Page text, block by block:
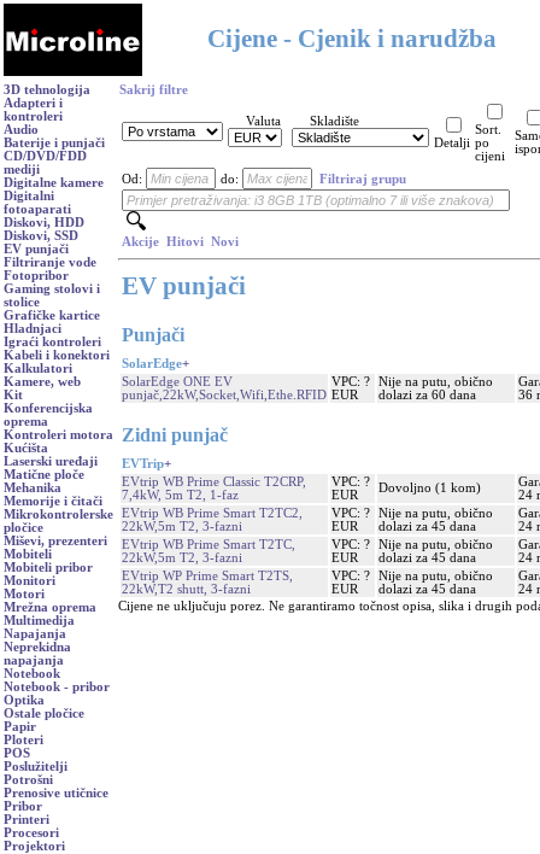
Cijene - Cjenik i narudžba
3D tehnologija
Adapteri i
kontroleri
Audio
Baterije i punjači
CD/DVD/FDD
mediji
Digitalne kamere
Digitalni
fotoaparati
Diskovi, HDD
Diskovi, SSD
EV punjači
Filtriranje vode
Fotopribor
Gaming stolovi i
stolice
Grafičke kartice
Hladnjaci
Igraći kontroleri
Kabeli i konektori
Kalkulatori
Kamere, web
Kit
Konferencijska
oprema
Kontroleri motora
Kućišta
Laserski uređaji
Matične ploče
Mehanika
Memorije i čitači
Mikrokontrolerske
pločice
Miševi, prezenteri
Mobiteli
Mobiteli pribor
Monitori
Motori
Mrežna oprema
Multimedija
Napajanja
Neprekidna
napajanja
Notebook
Notebook - pribor
Optika
Ostale pločice
Papir
Ploteri
POS
Poslužitelji
Potrošni
Prenosive utičnice
Pribor
Printeri
Procesori
Projektori
Sakrij filtre
Valuta
Skladište
Detalji
Sort.
po
cijeni
Od: do: Filtriraj grupu
Akcije Hitovi Novi
EV punjači
Punjači
SolarEdge+
SolarEdge ONE EV
punjač,22kW,Socket,Wifi,Ethe.RFID
VPC: ?
EUR
Nije na putu, obično
dolazi za 60 dana
36
Zidni punjač
EVTrip+
EVtrip WB Prime Classic T2CRP,
7,4kW, 5m T2, 1-faz
VPC: ?
EUR
Dovoljno (1 kom)
24
EVtrip WB Prime Smart T2TC2,
22kW,5m T2, 3-fazni
VPC: ?
EUR
Nije na putu, obično
dolazi za 45 dana
24
EVtrip WB Prime Smart T2TC,
22kW,5m T2, 3-fazni
VPC: ?
EUR
Nije na putu, obično
dolazi za 45 dana
24
EVtrip WP Prime Smart T2TS,
22kW,T2 shutt, 3-fazni
VPC: ?
EUR
Nije na putu, obično
dolazi za 45 dana
24
Cijene ne uključuju porez. Ne garantiramo točnost opisa, slika i drugih